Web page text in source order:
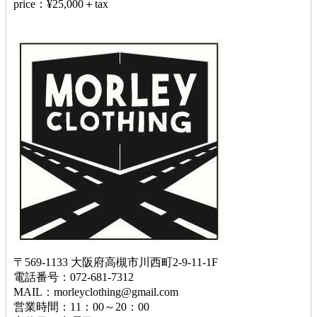
price：¥25,000＋tax
〒569-1133 大阪府高槻市川西町2-9-11-1F
電話番号：072-681-7312
MAIL：morleyclothing@gmail.com
営業時間：11：00～20：00